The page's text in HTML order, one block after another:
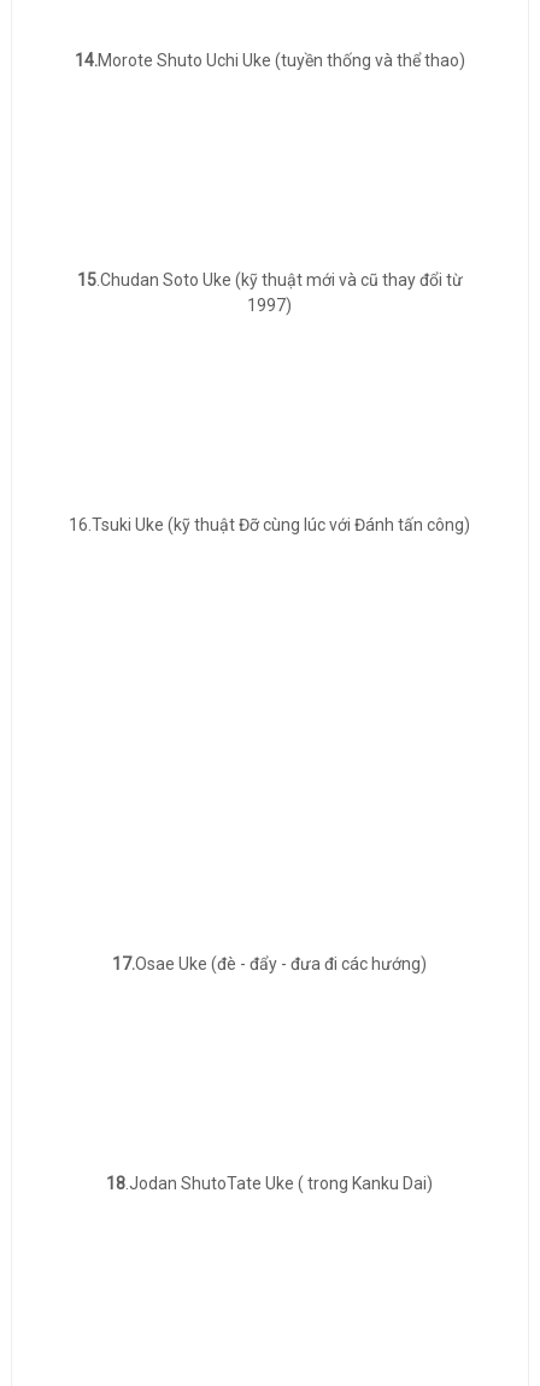
14.Morote Shuto Uchi Uke (tuyền thống và thể thao)
15.Chudan Soto Uke (kỹ thuật mới và cũ thay đổi từ
1997)
16.Tsuki Uke (kỹ thuật Đỡ cùng lúc với Đánh tấn công)
17.Osae Uke (đè - đẩy - đưa đi các hướng)
18.Jodan ShutoTate Uke ( trong Kanku Dai)